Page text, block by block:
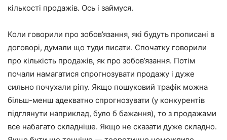
кількості продажів. Ось і займуся.
Коли говорили про зобов’язання, які будуть прописані в
договорі, думали що туди писати. Спочатку говорили
про кількість продажів, як про зобов’язання. Потім
почали намагатися спрогнозувати продажу і дуже
сильно почухали ріпу. Якщо пошуковий трафік можна
більш-менш адекватно спрогнозувати (у конкурентів
підглянути наприклад, було б бажання), то з продажами
все набагато складніше. Якщо не сказати дуже складно.